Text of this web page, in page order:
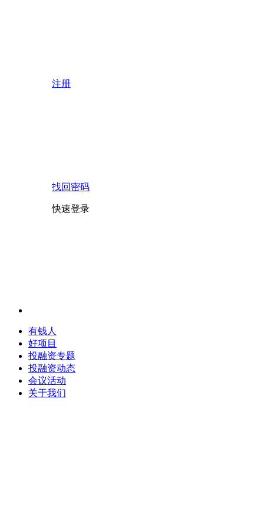
注册
找回密码
快速登录
有钱人
好项目
投融资专题
投融资动态
会议活动
关于我们